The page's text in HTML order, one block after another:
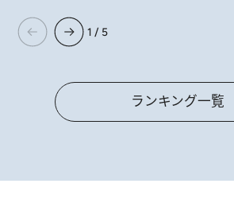
1 / 5
ランキング一覧